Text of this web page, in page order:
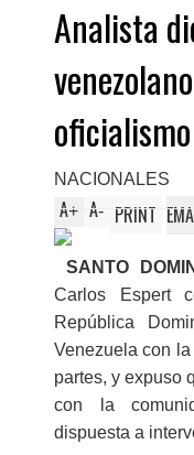
Analista
NACIONALES
A+ A- PRINT
SANTO
Carlos Espert
República
Venezuela con
partes, y expuso
con la
dispuesta a